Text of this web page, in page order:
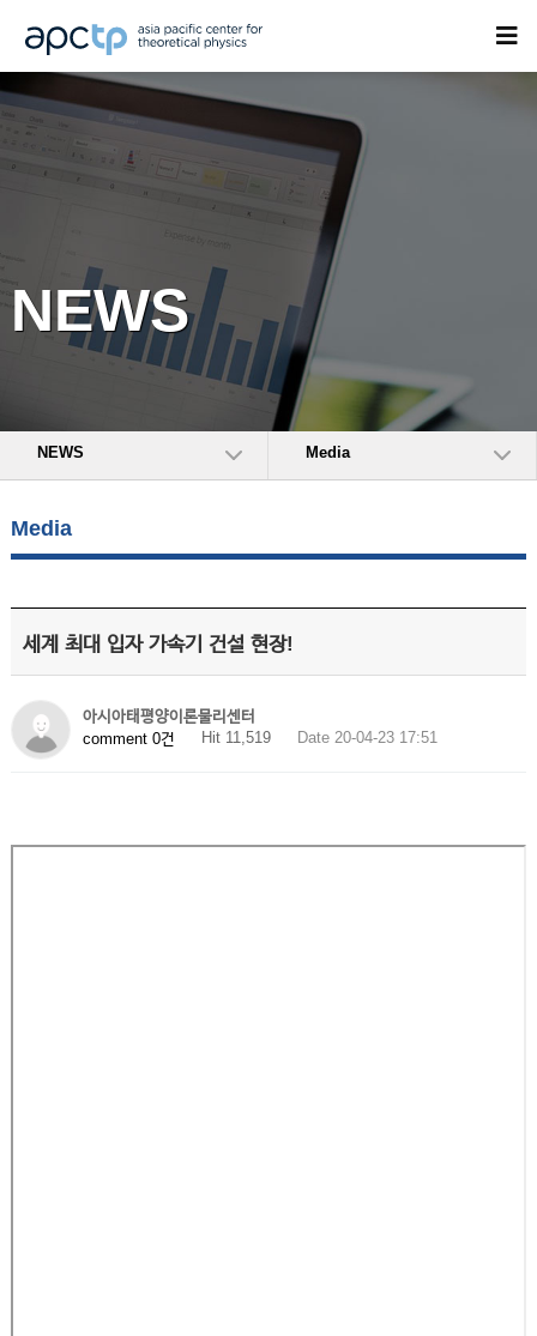
NEWS
NEWS Media
Media
세계 최대 입자 가속기 건설 현장!
아시아태평양이론물리센터
comment 0건
Hit 11,519 Date 20-04-23 17:51